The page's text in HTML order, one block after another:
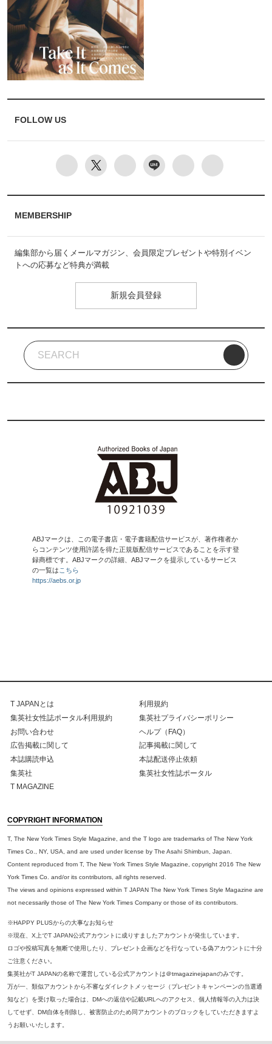
FOLLOW US
MEMBERSHIP
編集部から届くメールマガジン、会員限定プレゼントや特別イベン
トへの応募など特典が満載
新規会員登録
ABJマークは、この電子書店・電子書籍配信サービスが、著作権者か
らコンテンツ使用許諾を得た正規版配信サービスであることを示す登
録商標です。ABJマークの詳細、ABJマークを提示しているサービス
の一覧は こちら
https://aebs.or.jp
T JAPANとは
利用規約
集英社女性誌ポータル利用規約
集英社プライバシーポリシー
お問い合わせ
ヘルプ（FAQ）
広告掲載に関して
記事掲載に関して
本誌購読申込
本誌配送停止依頼
集英社
集英社女性誌ポータル
T MAGAZINE
COPYRIGHT INFORMATION
T, The New York Times Style Magazine, and the T logo are trademarks of The New York
Times Co., NY, USA, and are used under license by The Asahi Shimbun, Japan.
Content reproduced from T, The New York Times Style Magazine, copyright 2016 The New
York Times Co. and/or its contributors, all rights reserved.
The views and opinions expressed within T JAPAN The New York Times Style Magazine are
not necessarily those of The New York Times Company or those of its contributors.
※HAPPY PLUSからの大事なお知らせ
※現在、X上でT JAPAN公式アカウントに成りすましたアカウントが発生しています。
ロゴや投稿写真を無断で使用したり、プレゼント企画などを行なっている偽アカウントに十分
ご注意ください。
集英社がT JAPANの名称で運営している公式アカウントは＠tmagazinejapanのみです。
万が一、類似アカウントから不審なダイレクトメッセージ（プレゼントキャンペーンの当選通
知など）を受け取った場合は、DMへの返信や記載URLへのアクセス、個人情報等の入力は決
してせず、DM自体を削除し、被害防止のため同アカウントのブロックをしていただきますよ
うお願いいたします。